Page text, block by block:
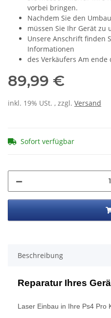
vorbei bringen.
Nachdem Sie den
müssen Sie Ihr Gerät zu
Unsere Anschrift finden
Informationen
des Verkäufers Am
89,99 €
inkl. 19% USt. , zzgl. Versand
Sofort verfügbar
Beschreibung
Reparatur Ihres
Laser Einbau in Ihre Ps4 Pro